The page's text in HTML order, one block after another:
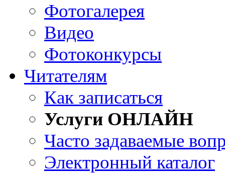
Фотогалерея
Видео
Фотоконкурсы
Читателям
Как записаться
Услуги ОНЛАЙН
Часто задаваемые
Электронный каталог